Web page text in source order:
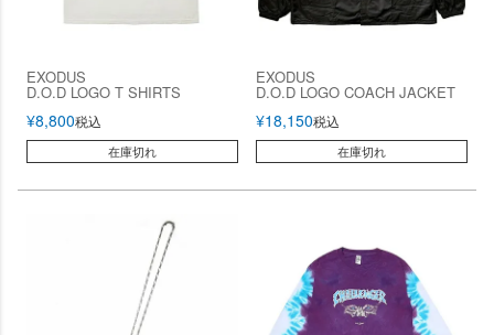
EXODUS
D.O.D LOGO T SHIRTS
¥8,800税込
在庫切れ
EXODUS
D.O.D LOGO COACH JACKET
¥18,150税込
在庫切れ